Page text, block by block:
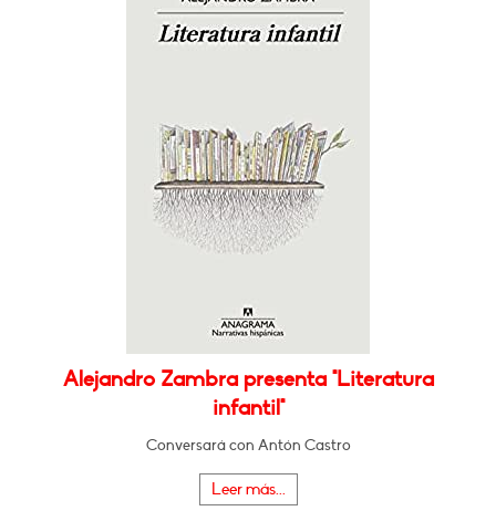
Alejandro Zambra presenta "Literatura
infantil"
Conversará con Antón Castro
Leer más...